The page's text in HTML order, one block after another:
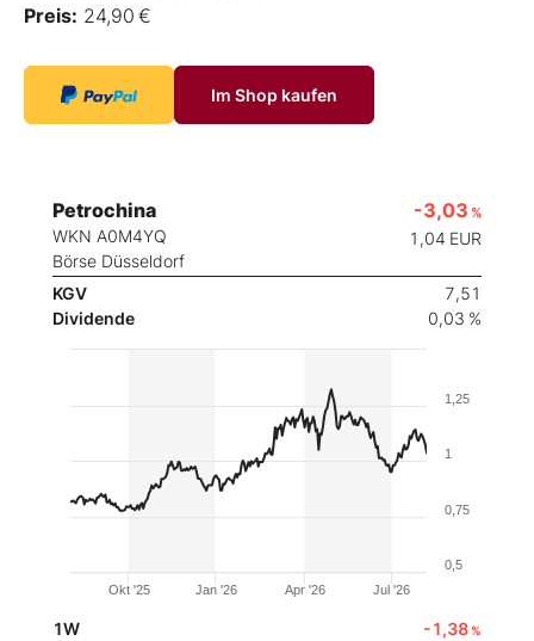
Preis: 24,90 €
Im Shop kaufen
Petrochina
WKN A0M4YQ
Börse Düsseldorf
-3,03 %
1,04 EUR
KGV
7,51
Dividende
0,03 %
Okt '25 Jan '26 Apr '26 Jul '26
0,5
0,75
1
1,25
1W -1,38%